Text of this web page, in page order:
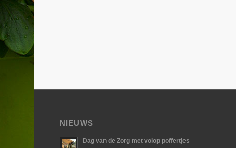
NIEUWS
Dag van de Zorg met volop poffertjes